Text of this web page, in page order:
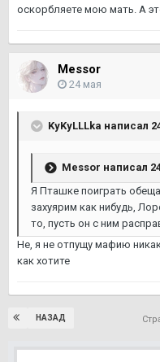
оскорбляете мою мать. А
Messor
24 мая
KyKyLLLka написал
Messor написал
Я Пташке поиграть
захуярим как нибудь,
то, пусть он с ним
Не, я не отпущу мафию
как хотите
НАЗАД